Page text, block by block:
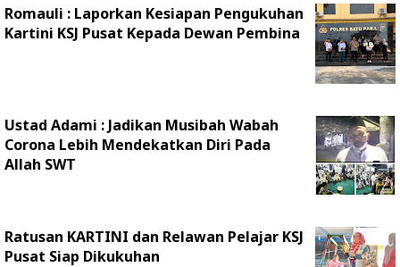
Romauli : Laporkan Kesiapan Pengukuhan
Kartini KSJ Pusat Kepada Dewan Pembina
Ustad Adami : Jadikan Musibah Wabah
Corona Lebih Mendekatkan Diri Pada
Allah SWT
Ratusan KARTINI dan Relawan Pelajar KSJ
Pusat Siap Dikukuhan